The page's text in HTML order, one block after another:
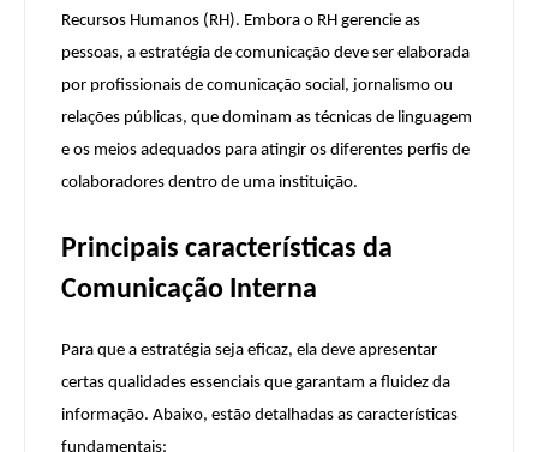
Recursos Humanos (RH). Embora o RH gerencie as
pessoas, a estratégia de comunicação deve ser elaborada
por profissionais de comunicação social, jornalismo ou
relações públicas, que dominam as técnicas de linguagem
e os meios adequados para atingir os diferentes perfis de
colaboradores dentro de uma instituição.
Principais características da
Comunicação Interna
Para que a estratégia seja eficaz, ela deve apresentar
certas qualidades essenciais que garantam a fluidez da
informação. Abaixo, estão detalhadas as características
fundamentais: